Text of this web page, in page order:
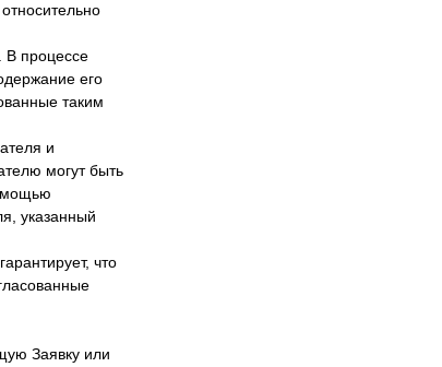
В процессе
его
таким
и
могут быть
указанный
что
Заявку или